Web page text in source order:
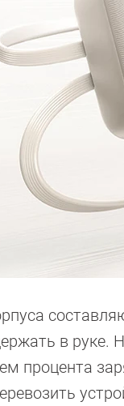
в руке.
процента